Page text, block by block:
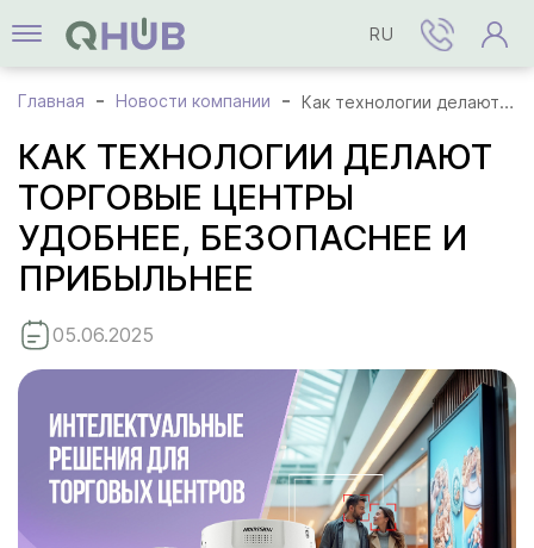
RU
Главная Новости компании Как технологии делают торговые центры удобнее, безопаснее и прибыльнее
КАК ТЕХНОЛОГИИ ДЕЛАЮТ
ТОРГОВЫЕ ЦЕНТРЫ
УДОБНЕЕ, БЕЗОПАСНЕЕ И
ПРИБЫЛЬНЕЕ
05.06.2025